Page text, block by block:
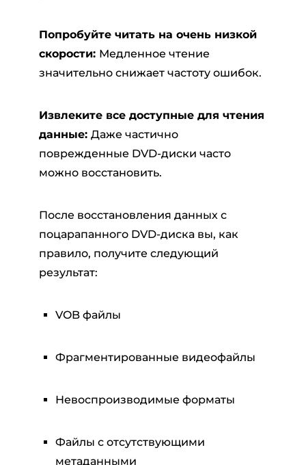
Попробуйте читать на очень низкой
скорости: Медленное чтение
значительно снижает частоту ошибок.
Извлеките все доступные для чтения
данные: Даже частично
поврежденные DVD-диски часто
можно восстановить.
После восстановления данных с
поцарапанного DVD-диска вы, как
правило, получите следующий
результат:
VOB файлы
Фрагментированные видеофайлы
Невоспроизводимые форматы
Файлы с отсутствующими
метаданными